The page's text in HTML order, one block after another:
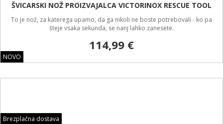
NOVO
ŠVICARSKI NOŽ PROIZVAJALCA VICTORINOX RESCUE TOOL
To je nož, za katerega upamo, da ga nikoli ne boste potrebovali - ko pa
šteje vsaka sekunda, se nanj lahko zanesete.
114,99 €
Brezplačna dostava